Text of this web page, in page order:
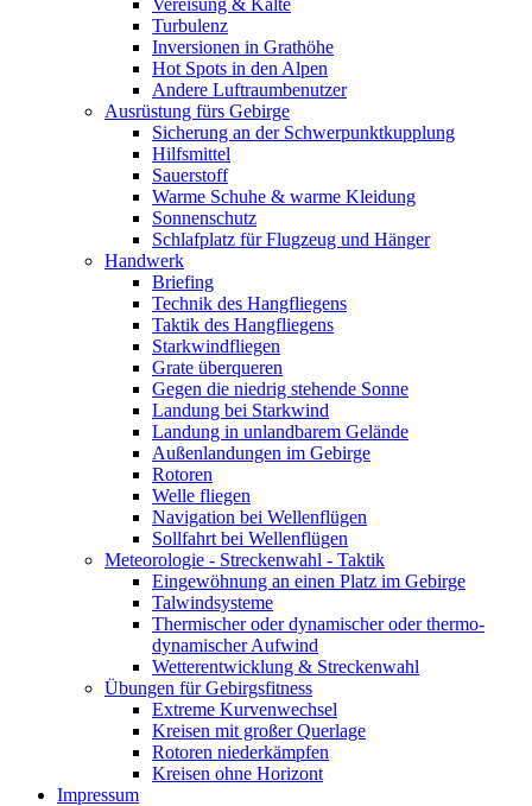
Vereisung & Kälte
Turbulenz
Inversionen in Grathöhe
Hot Spots in den Alpen
Andere Luftraumbenutzer
Ausrüstung fürs Gebirge
Sicherung an der Schwerpunktkupplung
Hilfsmittel
Sauerstoff
Warme Schuhe & warme Kleidung
Sonnenschutz
Schlafplatz für Flugzeug und Hänger
Handwerk
Briefing
Technik des Hangfliegens
Taktik des Hangfliegens
Starkwindfliegen
Grate überqueren
Gegen die niedrig stehende Sonne
Landung bei Starkwind
Landung in unlandbarem Gelände
Außenlandungen im Gebirge
Rotoren
Welle fliegen
Navigation bei Wellenflügen
Sollfahrt bei Wellenflügen
Meteorologie - Streckenwahl - Taktik
Eingewöhnung an einen Platz im Gebirge
Talwindsysteme
Thermischer oder dynamischer oder thermo-
dynamischer Aufwind
Wetterentwicklung & Streckenwahl
Übungen für Gebirgsfitness
Extreme Kurvenwechsel
Kreisen mit großer Querlage
Rotoren niederkämpfen
Kreisen ohne Horizont
Impressum